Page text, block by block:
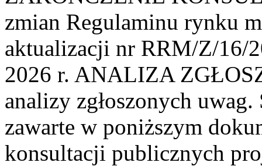
zmian Regulaminu rynku
aktualizacji nr RRM/Z/16/
2026 r. ANALIZA
analizy zgłoszonych
zawarte w poniższym
konsultacji publicznych